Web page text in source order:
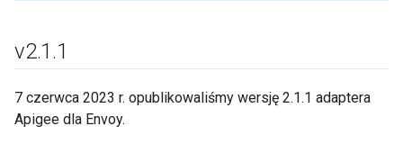
v2.1.1
7 czerwca 2023 r. opublikowaliśmy wersję 2.1.1 adaptera
Apigee dla Envoy.